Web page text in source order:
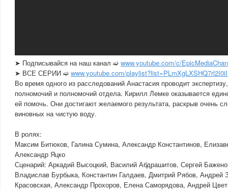
➤ Подписывайся на наш канал ➫ www.youtube.com/c/
➤ ВСЕ СЕРИИ ➫ www.youtube.com/
Во время одного из расследований Анастасия проводит
полномочий и полномочий отдела. Кирилл Лемке оказывается
ей помочь. Они достигают желаемого результата, раскрыв очень
виновных на чистую воду.
В ролях:
Максим Битюков, Галина Сумина, Александр Константинов,
Александр Яцко
Сценарий: Аркадий Высоцкий, Василий Абдрашитов, Сергей
Владислав Бурбыка, Константин Галдаев, Дмитрий Рябов, Андрей
Красовская, Александр Прохоров, Елена Саморядова, Андрей